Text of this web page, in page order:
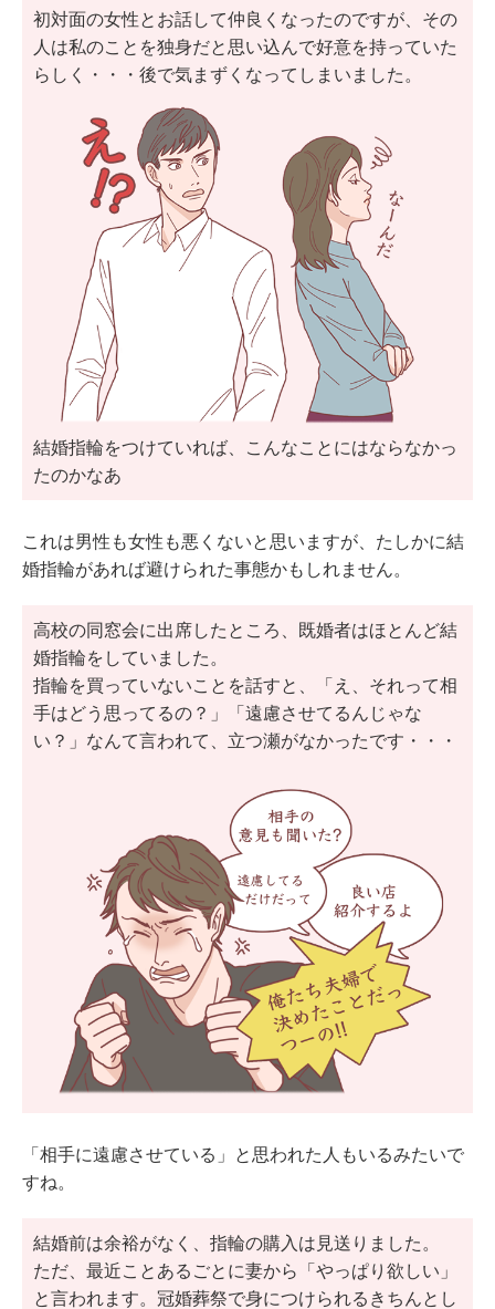
初対面の女性とお話して仲良くなったのですが、その
人は私のことを独身だと思い込んで好意を持っていた
らしく・・・後で気まずくなってしまいました。
結婚指輪をつけていれば、こんなことにはならなかっ
たのかなあ
これは男性も女性も悪くないと思いますが、たしかに結
婚指輪があれば避けられた事態かもしれません。
高校の同窓会に出席したところ、既婚者はほとんど結
婚指輪をしていました。
指輪を買っていないことを話すと、「え、それって相
手はどう思ってるの？」「遠慮させてるんじゃな
い？」なんて言われて、立つ瀬がなかったです・・・
「相手に遠慮させている」と思われた人もいるみたいで
すね。
結婚前は余裕がなく、指輪の購入は見送りました。
ただ、最近ことあるごとに妻から「やっぱり欲しい」
と言われます。冠婚葬祭で身につけられるきちんとし